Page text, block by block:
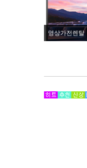
영상가전렌탈